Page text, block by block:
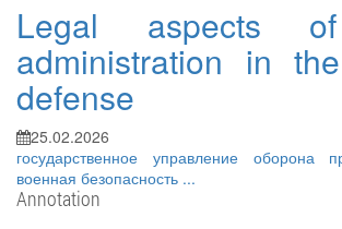
Legal aspects
administration in
defense
25.02.2026
государственное управление оборона
военная безопасность ...
Annotation